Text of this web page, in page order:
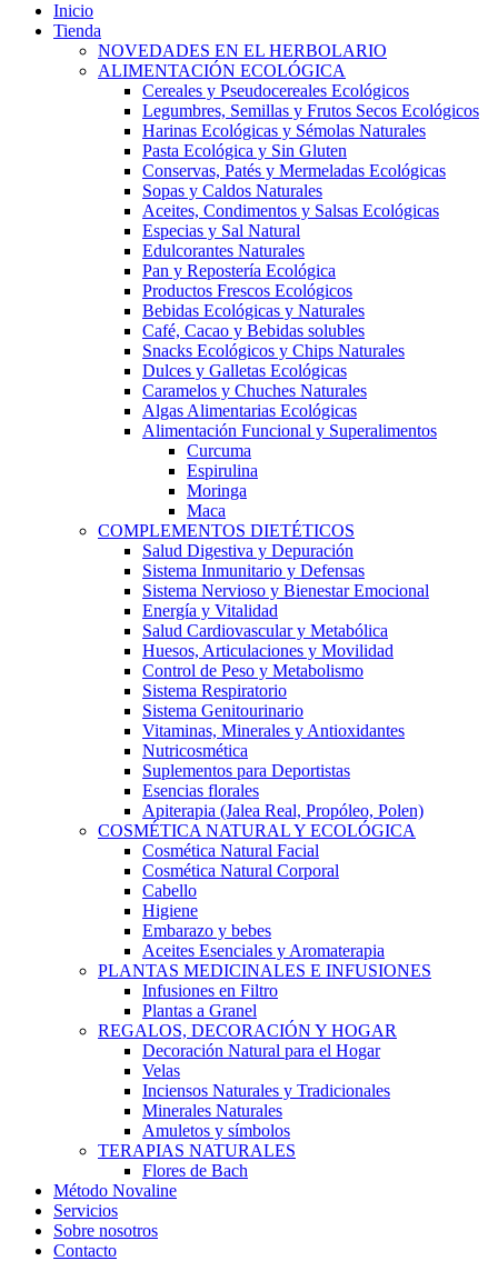
Inicio
Tienda
NOVEDADES EN EL HERBOLARIO
ALIMENTACIÓN ECOLÓGICA
Cereales y Pseudocereales Ecológicos
Legumbres, Semillas y Frutos Secos Ecológicos
Harinas Ecológicas y Sémolas Naturales
Pasta Ecológica y Sin Gluten
Conservas, Patés y Mermeladas Ecológicas
Sopas y Caldos Naturales
Aceites, Condimentos y Salsas Ecológicas
Especias y Sal Natural
Edulcorantes Naturales
Pan y Repostería Ecológica
Productos Frescos Ecológicos
Bebidas Ecológicas y Naturales
Café, Cacao y Bebidas solubles
Snacks Ecológicos y Chips Naturales
Dulces y Galletas Ecológicas
Caramelos y Chuches Naturales
Algas Alimentarias Ecológicas
Alimentación Funcional y Superalimentos
Curcuma
Espirulina
Moringa
Maca
COMPLEMENTOS DIETÉTICOS
Salud Digestiva y Depuración
Sistema Inmunitario y Defensas
Sistema Nervioso y Bienestar Emocional
Energía y Vitalidad
Salud Cardiovascular y Metabólica
Huesos, Articulaciones y Movilidad
Control de Peso y Metabolismo
Sistema Respiratorio
Sistema Genitourinario
Vitaminas, Minerales y Antioxidantes
Nutricosmética
Suplementos para Deportistas
Esencias florales
Apiterapia (Jalea Real, Propóleo, Polen)
COSMÉTICA NATURAL Y ECOLÓGICA
Cosmética Natural Facial
Cosmética Natural Corporal
Cabello
Higiene
Embarazo y bebes
Aceites Esenciales y Aromaterapia
PLANTAS MEDICINALES E INFUSIONES
Infusiones en Filtro
Plantas a Granel
REGALOS, DECORACIÓN Y HOGAR
Decoración Natural para el Hogar
Velas
Inciensos Naturales y Tradicionales
Minerales Naturales
Amuletos y símbolos
TERAPIAS NATURALES
Flores de Bach
Método Novaline
Servicios
Sobre nosotros
Contacto